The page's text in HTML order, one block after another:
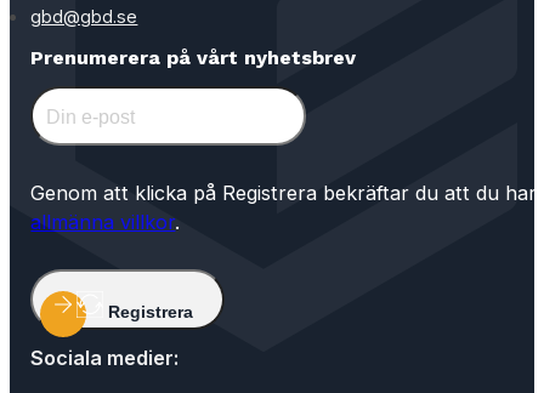
gbd@gbd.se
Prenumerera på vårt nyhetsbrev
Genom att klicka på Registrera bekräftar du att du
allmänna villkor.
Registrera
Sociala medier: